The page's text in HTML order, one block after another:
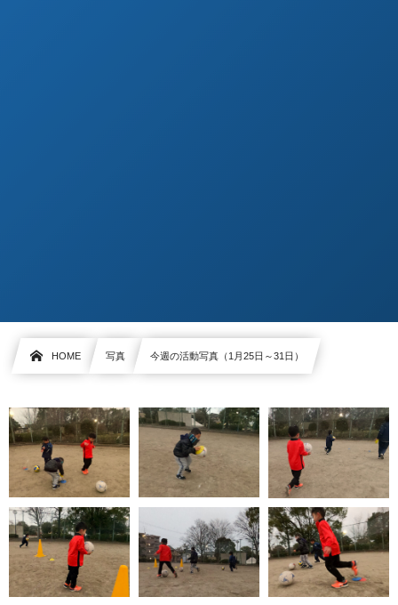
HOME 写真 今週の活動写真（1月25日～31日）